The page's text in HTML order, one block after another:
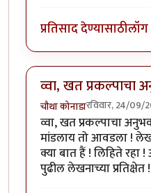
प्रतिसाद देण्यासाठी
व्वा, खत प्रकल्पाचा
चौथा कोनाडारविवार, 24/09/
व्वा, खत प्रकल्पाचा
मांडलाय तो आवडला !
क्या बात हैं ! लिहिते
पुढील लेखनाच्या प्रतिक्षेत !